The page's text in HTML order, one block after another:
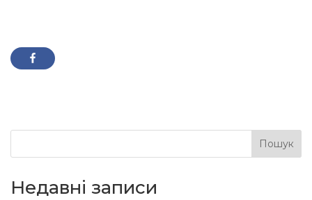
Пошук
Недавні записи